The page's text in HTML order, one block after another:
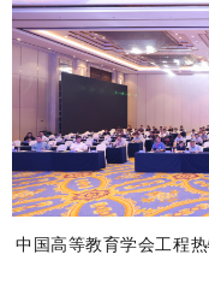
中国高等教育学会工程